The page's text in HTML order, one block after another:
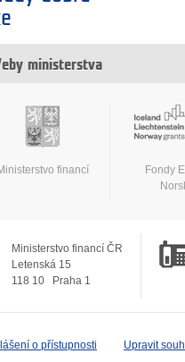
ministerstva
financí
Fondy
Ministerstvo financí ČR
Letenská 15
118 10
Praha 1
o přístupnosti Upravit